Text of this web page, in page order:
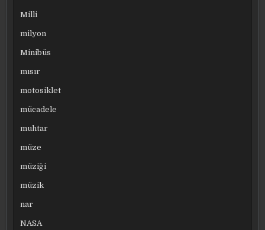
Milli
milyon
Minibüs
mısır
motosiklet
mücadele
muhtar
müze
müziği
müzik
nar
NASA